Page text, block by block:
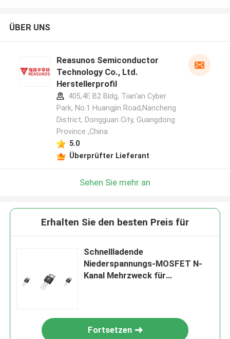
ÜBER UNS
Reasunos Semiconductor
Technology Co., Ltd.
Herstellerprofil
405,4F, B2 Bldg, Tian'an Cyber
Park, No.1 Huangjin Road,Nancheng
District, Dongguan City, Guangdong
Province ,China
5.0
Überprüfter Lieferant
Sehen Sie mehr an
Erhalten Sie den besten Preis für
Schnellladende
Niederspannungs-MOSFET N-
Kanal Mehrzweck für
Fortsetzen